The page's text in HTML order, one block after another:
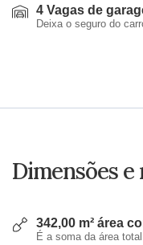
4 Vagas de
Deixa o seguro do
Dimensões
342,00 m² área
É a soma da área